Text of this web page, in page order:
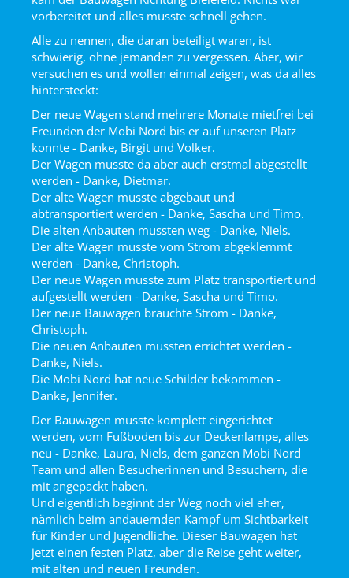
vorbereitet und alles musste schnell gehen.
Alle zu nennen, die daran beteiligt waren, ist
schwierig, ohne jemanden zu vergessen. Aber, wir
versuchen es und wollen einmal zeigen, was da alles
hintersteckt:
Der neue Wagen stand mehrere Monate mietfrei bei
Freunden der Mobi Nord bis er auf unseren Platz
konnte - Danke, Birgit und Volker.
Der Wagen musste da aber auch erstmal abgestellt
werden - Danke, Dietmar.
Der alte Wagen musste abgebaut und
abtransportiert werden - Danke, Sascha und Timo.
Die alten Anbauten mussten weg - Danke, Niels.
Der alte Wagen musste vom Strom abgeklemmt
werden - Danke, Christoph.
Der neue Wagen musste zum Platz transportiert und
aufgestellt werden - Danke, Sascha und Timo.
Der neue Bauwagen brauchte Strom - Danke,
Christoph.
Die neuen Anbauten mussten errichtet werden -
Danke, Niels.
Die Mobi Nord hat neue Schilder bekommen -
Danke, Jennifer.
Der Bauwagen musste komplett eingerichtet
werden, vom Fußboden bis zur Deckenlampe, alles
neu - Danke, Laura, Niels, dem ganzen Mobi Nord
Team und allen Besucherinnen und Besuchern, die
mit angepackt haben.
Und eigentlich beginnt der Weg noch viel eher,
nämlich beim andauernden Kampf um Sichtbarkeit
für Kinder und Jugendliche. Dieser Bauwagen hat
jetzt einen festen Platz, aber die Reise geht weiter,
mit alten und neuen Freunden.